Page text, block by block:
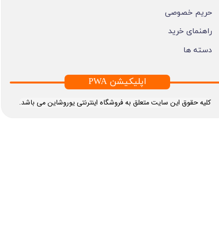
​کلیه حقوق این سایت متعلق به فروشگاه اینترنتی یوروشاین می باشد.
حریم خصوصی
راهنمای خرید
دسته ها
PWA اپلیکیشن